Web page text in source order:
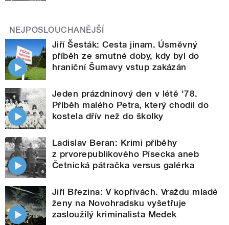
NEJPOSLOUCHANĚJŠÍ
Jiří Šesták: Cesta jinam. Úsměvný
příběh ze smutné doby, kdy byl do
hraniční Šumavy vstup zakázán
Jeden prázdninový den v létě '78.
Příběh malého Petra, který chodil do
kostela dřív než do školky
Ladislav Beran: Krimi příběhy
z prvorepublikového Písecka aneb
Četnická pátračka versus galérka
Jiří Březina: V kopřivách. Vraždu mladé
ženy na Novohradsku vyšetřuje
zasloužilý kriminalista Medek